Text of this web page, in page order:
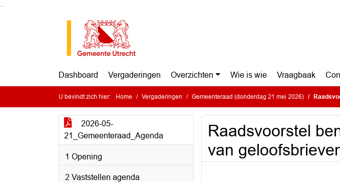
Dashboard Vergaderingen Overzichten Wie is wie Vraagbaak
U bevindt zich hier: Home Vergaderingen Gemeenteraad (donderdag 21 mei 2026)
2026-05-
21_Gemeenteraad_Agenda
1 Opening
2 Vaststellen agenda
Raadsvoorstel
van